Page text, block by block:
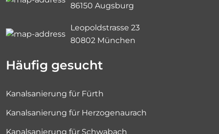
86150 Augsburg
Leopoldstrasse 23
80802 München
Häufig gesucht
Kanalsanierung für Fürth
Kanalsanierung für Herzogenaurach
Kanalsanierung für Schwabach